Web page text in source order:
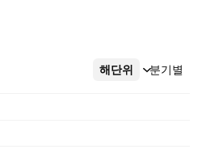
해단위 분기별
더보기